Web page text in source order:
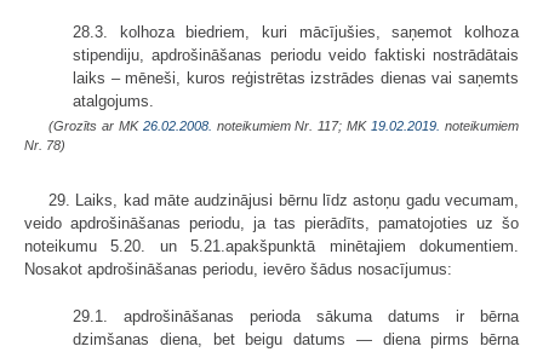
28.3. kolhoza biedriem, kuri mācījušies, saņemot kolhoza
stipendiju, apdrošināšanas periodu veido faktiski nostrādātais
laiks – mēneši, kuros reģistrētas izstrādes dienas vai saņemts
atalgojums.
(Grozīts ar MK 26.02.2008. noteikumiem Nr. 117; MK 19.02.2019. noteikumiem
Nr. 78)
29. Laiks, kad māte audzinājusi bērnu līdz astoņu gadu vecumam,
veido apdrošināšanas periodu, ja tas pierādīts, pamatojoties uz šo
noteikumu 5.20. un 5.21.apakšpunktā minētajiem dokumentiem.
Nosakot apdrošināšanas periodu, ievēro šādus nosacījumus:
29.1. apdrošināšanas perioda sākuma datums ir bērna
dzimšanas diena, bet beigu datums — diena pirms bērna